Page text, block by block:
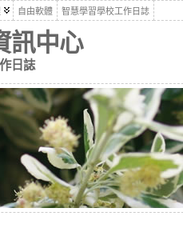
自由軟體 智慧學習學校工作日誌
訊中心
日誌